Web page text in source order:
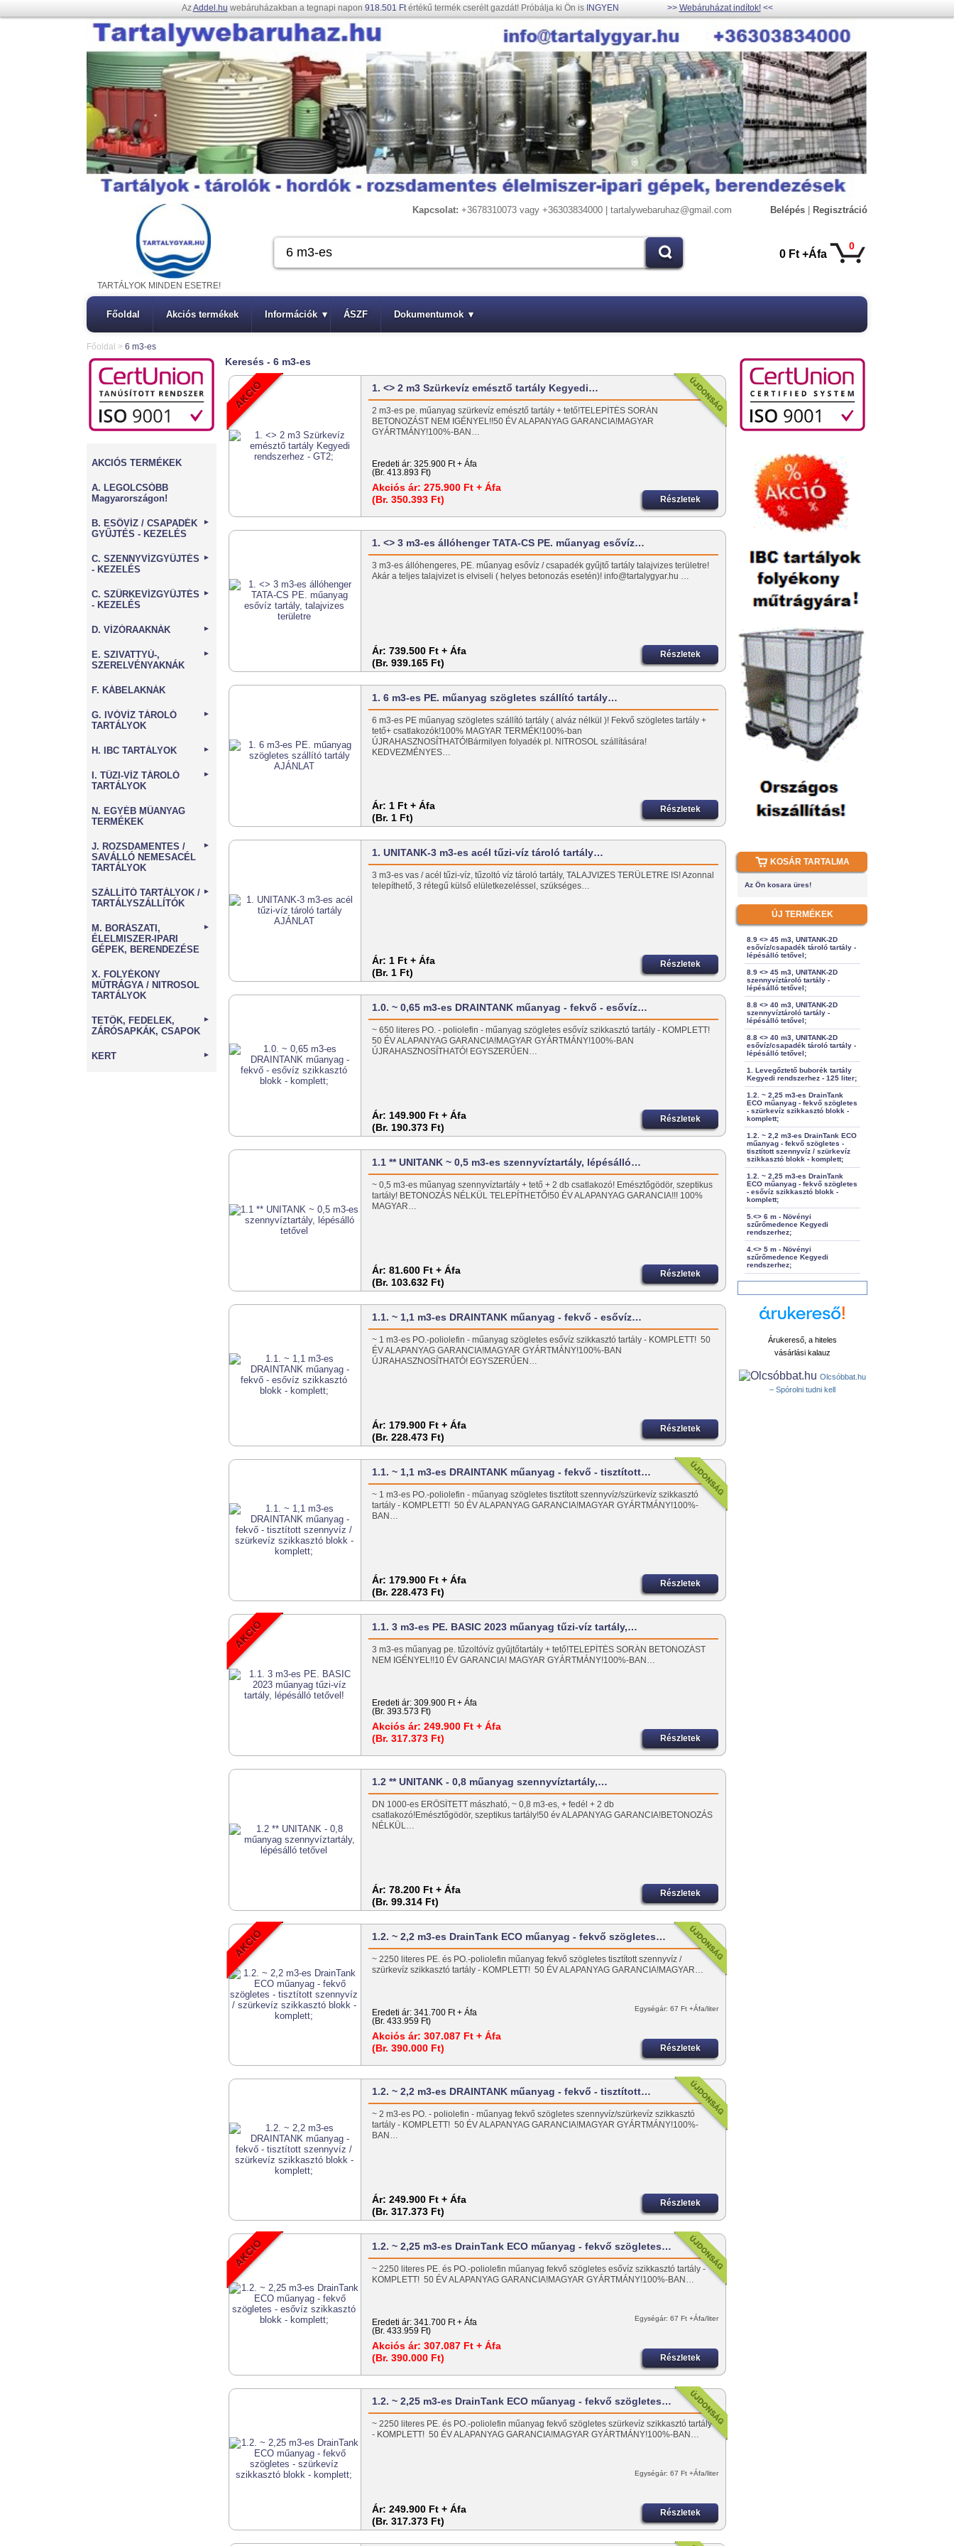
AzAddel.hu webáruházakban a tegnapi napon 918.501 Ftértékű termék cserélt gazdát! Próbálja ki Ön is INGYEN >> Webáruházat indítok!<<
Kapcsolat: +3678310073 vagy +36303834000 | tartalywebaruhaz@gmail.com Belépés Regisztráció
0
0 Ft +Áfa
TARTÁLYOK MINDEN ESETRE!
Főoldal Akciós termékek Információk ▾ ÁSZF Dokumentumok ▾
Főoldal > 6 m3-es
AKCIÓS TERMÉKEK
A. LEGOLCSÓBB
Magyarországon!
B. ESŐVÍZ / CSAPADÉK
GYŰJTÉS - KEZELÉS
►
C. SZENNYVÍZGYŰJTÉS
- KEZELÉS
►
C. SZÜRKEVÍZGYŰJTÉS
- KEZELÉS
►
D. VÍZÓRAAKNÁK ►
E. SZIVATTYÚ-,
SZERELVÉNYAKNÁK
►
F. KÁBELAKNÁK
G. IVÓVÍZ TÁROLÓ
TARTÁLYOK
►
H. IBC TARTÁLYOK ►
I. TŰZI-VÍZ TÁROLÓ
TARTÁLYOK
►
N. EGYÉB MŰANYAG
TERMÉKEK
J. ROZSDAMENTES /
SAVÁLLÓ NEMESACÉL
TARTÁLYOK
►
SZÁLLÍTÓ TARTÁLYOK /
TARTÁLYSZÁLLÍTÓK
►
M. BORÁSZATI,
ÉLELMISZER-IPARI
GÉPEK, BERENDEZÉSE
►
X. FOLYÉKONY
MŰTRÁGYA / NITROSOL
TARTÁLYOK
TETŐK, FEDELEK,
ZÁRÓSAPKÁK, CSAPOK
►
KERT ►
Keresés - 6 m3-es
1. <> 2 m3 Szürkevíz emésztő tartály Kegyedi…
2 m3-es pe. műanyag szürkevíz emésztő tartály + tető!TELEPÍTÉS SORÁN
BETONOZÁST NEM IGÉNYEL!!50 ÉV ALAPANYAG GARANCIA!MAGYAR
GYÁRTMÁNY!100%-BAN…
Eredeti ár: 325.900 Ft + Áfa
(Br. 413.893 Ft)
Akciós ár: 275.900 Ft + Áfa
(Br. 350.393 Ft)
Részletek
1. <> 3 m3-es állóhenger TATA-CS PE. műanyag esővíz…
3 m3-es állóhengeres, PE. műanyag esővíz / csapadék gyűjtő tartály talajvizes területre!
Akár a teljes talajvizet is elviseli ( helyes betonozás esetén)! info@tartalygyar.hu …
Ár: 739.500 Ft + Áfa
(Br. 939.165 Ft)
Részletek
1. 6 m3-es PE. műanyag szögletes szállító tartály…
6 m3-es PE műanyag szögletes szállító tartály ( alváz nélkül )! Fekvő szögletes tartály +
tető+ csatlakozók!100% MAGYAR TERMÉK!100%-ban
ÚJRAHASZNOSÍTHATÓ!Bármilyen folyadék pl. NITROSOL szállítására!
KEDVEZMÉNYES…
Ár: 1 Ft + Áfa
(Br. 1 Ft)
Részletek
1. UNITANK-3 m3-es acél tűzi-víz tároló tartály…
3 m3-es vas / acél tűzi-víz, tűzoltó víz tároló tartály, TALAJVIZES TERÜLETRE IS! Azonnal
telepíthető, 3 rétegű külső elületkezeléssel, szükséges…
Ár: 1 Ft + Áfa
(Br. 1 Ft)
Részletek
1.0. ~ 0,65 m3-es DRAINTANK műanyag - fekvő - esővíz…
~ 650 literes PO. - poliolefin - műanyag szögletes esővíz szikkasztó tartály - KOMPLETT!
50 ÉV ALAPANYAG GARANCIA!MAGYAR GYÁRTMÁNY!100%-BAN
ÚJRAHASZNOSÍTHATÓ! EGYSZERŰEN…
Ár: 149.900 Ft + Áfa
(Br. 190.373 Ft)
Részletek
1.1 ** UNITANK ~ 0,5 m3-es szennyvíztartály, lépésálló…
~ 0,5 m3-es műanyag szennyvíztartály + tető + 2 db csatlakozó! Emésztőgödör, szeptikus
tartály! BETONOZÁS NÉLKÜL TELEPÍTHETŐ!50 ÉV ALAPANYAG GARANCIA!!! 100%
MAGYAR…
Ár: 81.600 Ft + Áfa
(Br. 103.632 Ft)
Részletek
1.1. ~ 1,1 m3-es DRAINTANK műanyag - fekvő - esővíz…
~ 1 m3-es PO.-poliolefin - műanyag szögletes esővíz szikkasztó tartály - KOMPLETT! 50
ÉV ALAPANYAG GARANCIA!MAGYAR GYÁRTMÁNY!100%-BAN
ÚJRAHASZNOSÍTHATÓ! EGYSZERŰEN…
Ár: 179.900 Ft + Áfa
(Br. 228.473 Ft)
Részletek
1.1. ~ 1,1 m3-es DRAINTANK műanyag - fekvő - tisztított…
~ 1 m3-es PO.-poliolefin - műanyag szögletes tisztított szennyvíz/szürkevíz szikkasztó
tartály - KOMPLETT! 50 ÉV ALAPANYAG GARANCIA!MAGYAR GYÁRTMÁNY!100%-
BAN…
Ár: 179.900 Ft + Áfa
(Br. 228.473 Ft)
Részletek
1.1. 3 m3-es PE. BASIC 2023 műanyag tűzi-víz tartály,…
3 m3-es műanyag pe. tűzoltóvíz gyűjtőtartály + tető!TELEPÍTÉS SORÁN BETONOZÁST
NEM IGÉNYEL!!10 ÉV GARANCIA! MAGYAR GYÁRTMÁNY!100%-BAN…
Eredeti ár: 309.900 Ft + Áfa
(Br. 393.573 Ft)
Akciós ár: 249.900 Ft + Áfa
(Br. 317.373 Ft)
Részletek
1.2 ** UNITANK - 0,8 műanyag szennyvíztartály,…
DN 1000-es ERŐSÍTETT mászható, ~ 0,8 m3-es, + fedél + 2 db
csatlakozó!Emésztőgödör, szeptikus tartály!50 év ALAPANYAG GARANCIA!BETONOZÁS
NÉLKÜL…
Ár: 78.200 Ft + Áfa
(Br. 99.314 Ft)
Részletek
1.2. ~ 2,2 m3-es DrainTank ECO műanyag - fekvő szögletes…
~ 2250 literes PE. és PO.-poliolefin műanyag fekvő szögletes tisztított szennyvíz /
szürkevíz szikkasztó tartály - KOMPLETT! 50 ÉV ALAPANYAG GARANCIA!MAGYAR…
Eredeti ár: 341.700 Ft + Áfa
(Br. 433.959 Ft)
Akciós ár: 307.087 Ft + Áfa
(Br. 390.000 Ft)
Egységár: 67 Ft +Áfa/liter
Részletek
1.2. ~ 2,2 m3-es DRAINTANK műanyag - fekvő - tisztított…
~ 2 m3-es PO. - poliolefin - műanyag fekvő szögletes szennyvíz/szürkevíz szikkasztó
tartály - KOMPLETT! 50 ÉV ALAPANYAG GARANCIA!MAGYAR GYÁRTMÁNY!100%-
BAN…
Ár: 249.900 Ft + Áfa
(Br. 317.373 Ft)
Részletek
1.2. ~ 2,25 m3-es DrainTank ECO műanyag - fekvő szögletes…
~ 2250 literes PE. és PO.-poliolefin műanyag fekvő szögletes esővíz szikkasztó tartály -
KOMPLETT! 50 ÉV ALAPANYAG GARANCIA!MAGYAR GYÁRTMÁNY!100%-BAN…
Eredeti ár: 341.700 Ft + Áfa
(Br. 433.959 Ft)
Akciós ár: 307.087 Ft + Áfa
(Br. 390.000 Ft)
Egységár: 67 Ft +Áfa/liter
Részletek
1.2. ~ 2,25 m3-es DrainTank ECO műanyag - fekvő szögletes…
~ 2250 literes PE. és PO.-poliolefin műanyag fekvő szögletes szürkevíz szikkasztó tartály
- KOMPLETT! 50 ÉV ALAPANYAG GARANCIA!MAGYAR GYÁRTMÁNY!100%-BAN…
Ár: 249.900 Ft + Áfa
(Br. 317.373 Ft)
Egységár: 67 Ft +Áfa/liter
Részletek
KOSÁR TARTALMA
Az Ön kosara üres!
ÚJ TERMÉKEK
8.9 <> 45 m3, UNITANK-2D
esővíz/csapadék tároló tartály -
lépésálló tetővel;
8.9 <> 45 m3, UNITANK-2D
szennyvíztároló tartály -
lépésálló tetővel;
8.8 <> 40 m3, UNITANK-2D
szennyvíztároló tartály -
lépésálló tetővel;
8.8 <> 40 m3, UNITANK-2D
esővíz/csapadék tároló tartály -
lépésálló tetővel;
1. Levegőztető buborék tartály
Kegyedi rendszerhez - 125 liter;
1.2. ~ 2,25 m3-es DrainTank
ECO műanyag - fekvő szögletes
- szürkevíz szikkasztó blokk -
komplett;
1.2. ~ 2,2 m3-es DrainTank ECO
műanyag - fekvő szögletes -
tisztított szennyvíz / szürkevíz
szikkasztó blokk - komplett;
1.2. ~ 2,25 m3-es DrainTank
ECO műanyag - fekvő szögletes
- esővíz szikkasztó blokk -
komplett;
5.<> 6 m - Növényi
szűrőmedence Kegyedi
rendszerhez;
4.<> 5 m - Növényi
szűrőmedence Kegyedi
rendszerhez;
Árukereső, a hiteles
vásárlási kalauz
Olcsóbbat.hu
– Spórolni tudni kell